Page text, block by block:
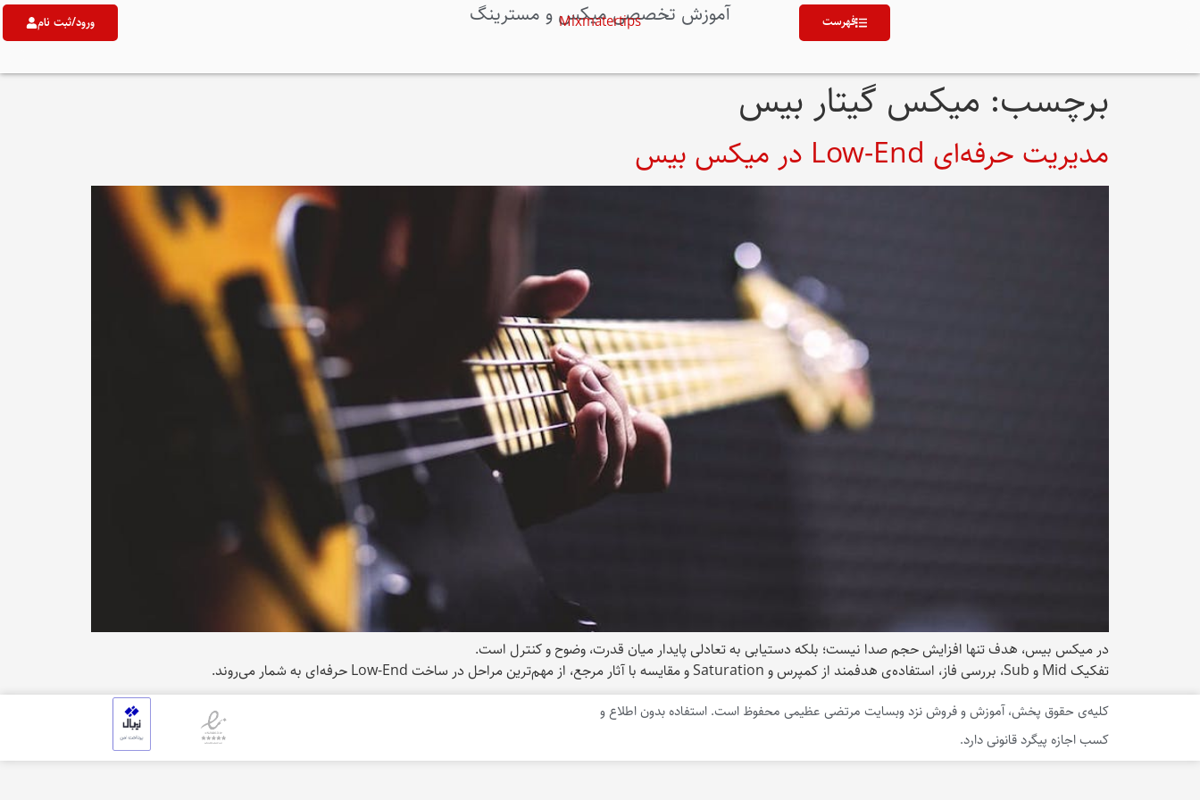
فهرست آموزش تخصصی میکس و مسترینگ
Mixmatertips ورود/ثبت نام
برچسب: میکس گیتار بیس
مدیریت حرفه‌ای Low-End در میکس بیس
در میکس بیس، هدف تنها افزایش حجم صدا نیست؛ بلکه دستیابی به تعادلی پایدار میان قدرت، وضوح و کنترل است.
تفکیک Mid و Sub، بررسی فاز، استفاده‌ی هدفمند از کمپرس و Saturation و مقایسه با آثار مرجع، از مهم‌ترین مراحل در ساخت Low-End حرفه‌ای به شمار می‌روند.
کلیه‌ی حقوق پخش، آموزش و فروش نزد وبسایت مرتضی عظیمی محفوظ است. استفاده بدون اطلاع و
کسب اجازه پیگرد قانونی دارد.